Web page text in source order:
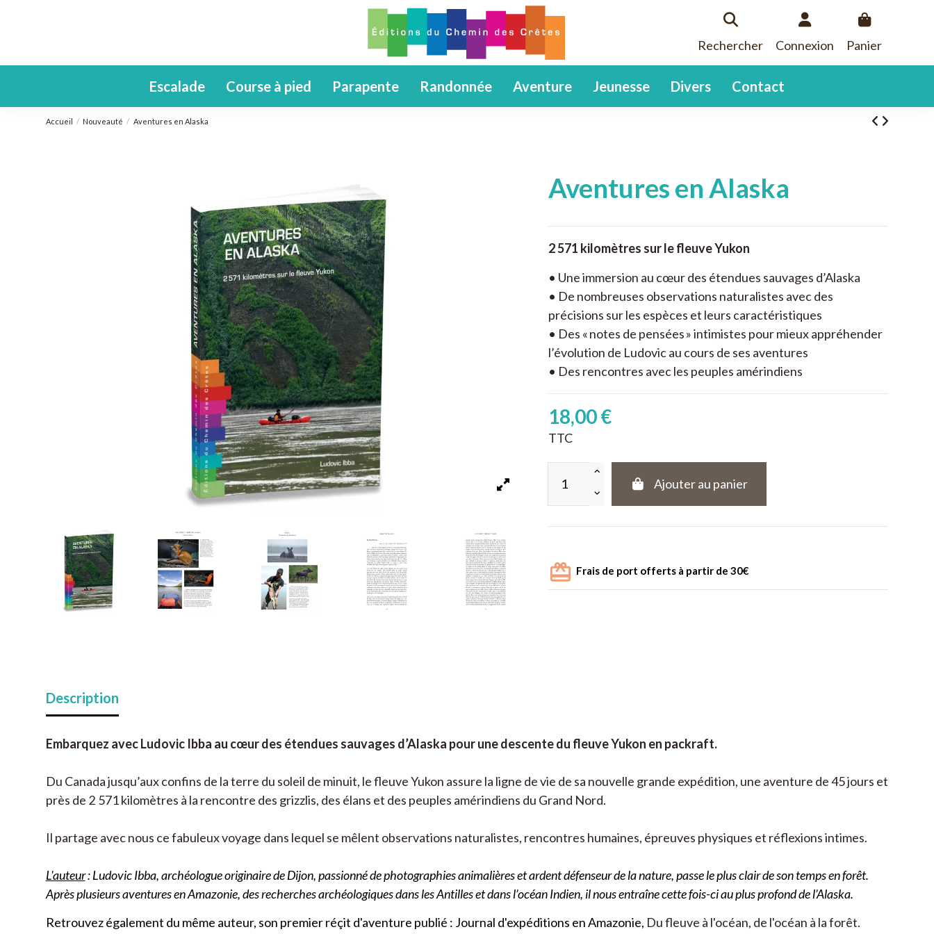
Rechercher Connexion Panier
Escalade Course à pied Parapente Randonnée Aventure Jeunesse Divers Contact
Accueil Nouveauté Aventures en Alaska
Aventures en Alaska
2 571 kilomètres sur le fleuve Yukon
• Une immersion au cœur des étendues sauvages d’Alaska
• De nombreuses observations naturalistes avec des
précisions sur les espèces et leurs caractéristiques
• Des « notes de pensées » intimistes pour mieux appréhender
l’évolution de Ludovic au cours de ses aventures
• Des rencontres avec les peuples amérindiens
18,00 €
TTC
Ajouter au panier
Frais de port offerts à partir de 30€
Description
Embarquez avec Ludovic Ibba au cœur des étendues sauvages d’Alaska pour une descente du fleuve Yukon en packraft.
Du Canada jusqu’aux confins de la terre du soleil de minuit, le fleuve Yukon assure la ligne de vie de sa nouvelle grande expédition, une aventure de 45 jours et
près de 2 571 kilomètres à la rencontre des grizzlis, des élans et des peuples amérindiens du Grand Nord.
Il partage avec nous ce fabuleux voyage dans lequel se mêlent observations naturalistes, rencontres humaines, épreuves physiques et réflexions intimes.
L'auteur: Ludovic Ibba, archéologue originaire de Dijon, passionné de photographies animalières et ardent défenseur de la nature, passe le plus clair de son temps en forêt.
Après plusieurs aventures en Amazonie, des recherches archéologiques dans les Antilles et dans l’océan Indien, il nous entraîne cette fois-ci au plus profond de l’Alaska.
Retrouvez également du même auteur, son premier réçit d'aventure publié : Journal d'expéditions en Amazonie, Du fleuve à l'océan, de l'océan à la forêt.